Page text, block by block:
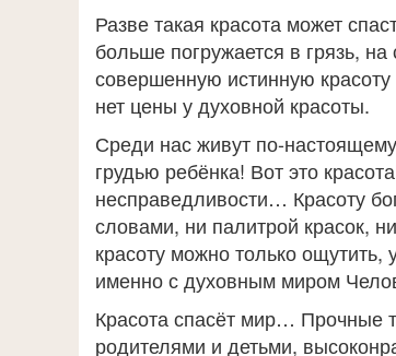
Разве такая красота может
больше погружается в грязь,
совершенную истинную
нет цены у духовной красоты.
Среди нас живут по-
грудью ребёнка! Вот это
несправедливости… Красоту
словами, ни палитрой красок,
красоту можно только
именно с духовным миром
Красота спасёт мир… Прочные
родителями и детьми,